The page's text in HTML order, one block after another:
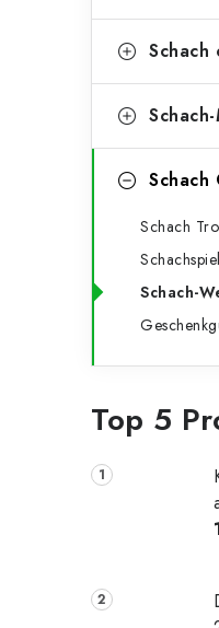
Schach
Schach
Schach
Schach-
Top 5